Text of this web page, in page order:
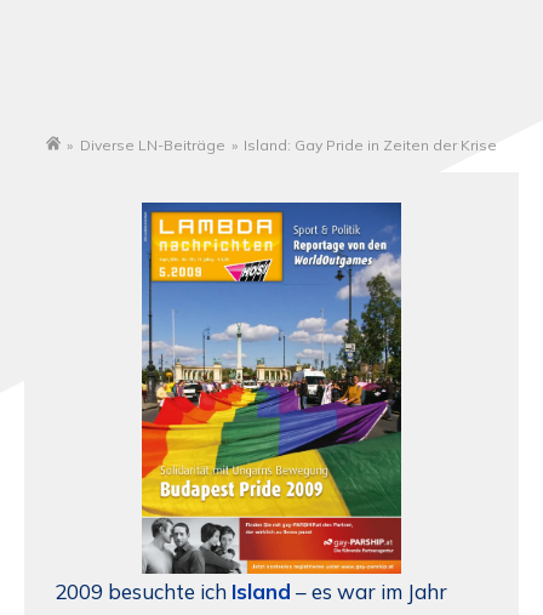
» Diverse LN-Beiträge » Island: Gay Pride in Zeiten der Krise
2009 besuchte ich Island – es war im Jahr